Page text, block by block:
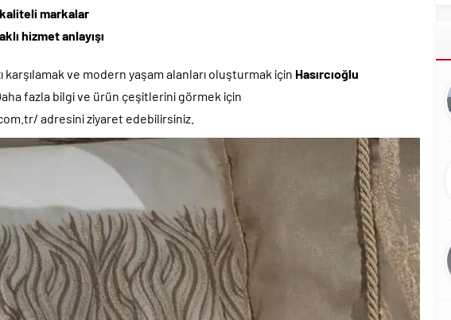
markalar
hizmet anlayışı
karşılamak ve modern yaşam alanları oluşturmak için Hasırcıoğlu
fazla bilgi ve ürün çeşitlerini görmek için
adresini ziyaret edebilirsiniz.